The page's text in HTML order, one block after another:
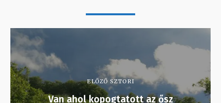
ELŐZŐ SZTORI
Van ahol kopogtatott az ősz